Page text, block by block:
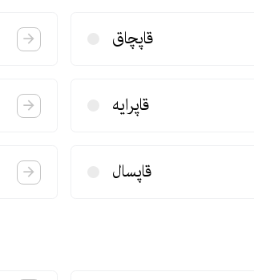
قاپچاق
قاپرایه
قاپسال